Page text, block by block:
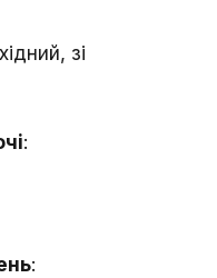
зі
:
: